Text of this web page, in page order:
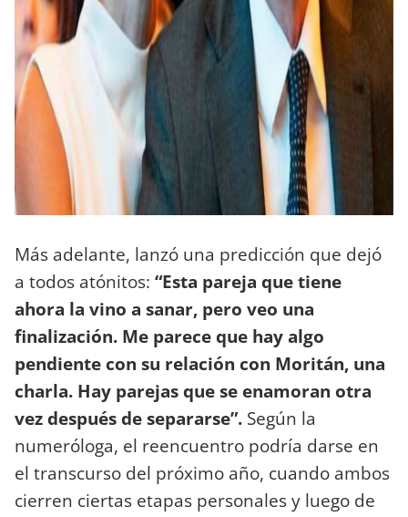
Más adelante, lanzó una predicción que dejó
a todos atónitos: “Esta pareja que tiene
ahora la vino a sanar, pero veo una
finalización. Me parece que hay algo
pendiente con su relación con Moritán, una
charla. Hay parejas que se enamoran otra
vez después de separarse”. Según la
numeróloga, el reencuentro podría darse en
el transcurso del próximo año, cuando ambos
cierren ciertas etapas personales y luego de